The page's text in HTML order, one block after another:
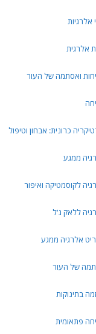
אלרגיות
אלרגית
ואסתמה של העור
כרונית: אבחון וטיפול
ממגע
לקוסמטיקה ואיפור
ללאק ג'ל
אלרגיה ממגע
של העור
בתינוקות
פתאומית